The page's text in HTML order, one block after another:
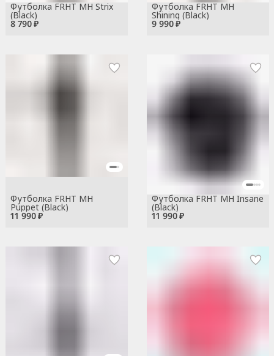
8 790 ₽
Футболка FRHT MH Strix
(Black)
9 990 ₽
Футболка FRHT MH
Shining (Black)
11 990 ₽
Футболка FRHT MH
Puppet (Black)
11 990 ₽
Футболка FRHT MH Insane
(Black)